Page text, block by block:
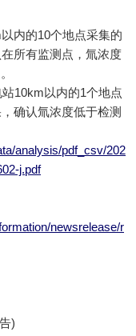
内的10个地点采集的
所有监测点，氚浓度
10km以内的1个地点
确认氚浓度低于检测
analysis/pdf_csv/202
j.pdf
newsrelease/r
)